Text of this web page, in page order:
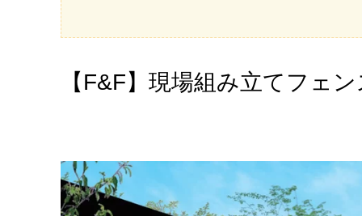
【F&F】現場組み立てフェ